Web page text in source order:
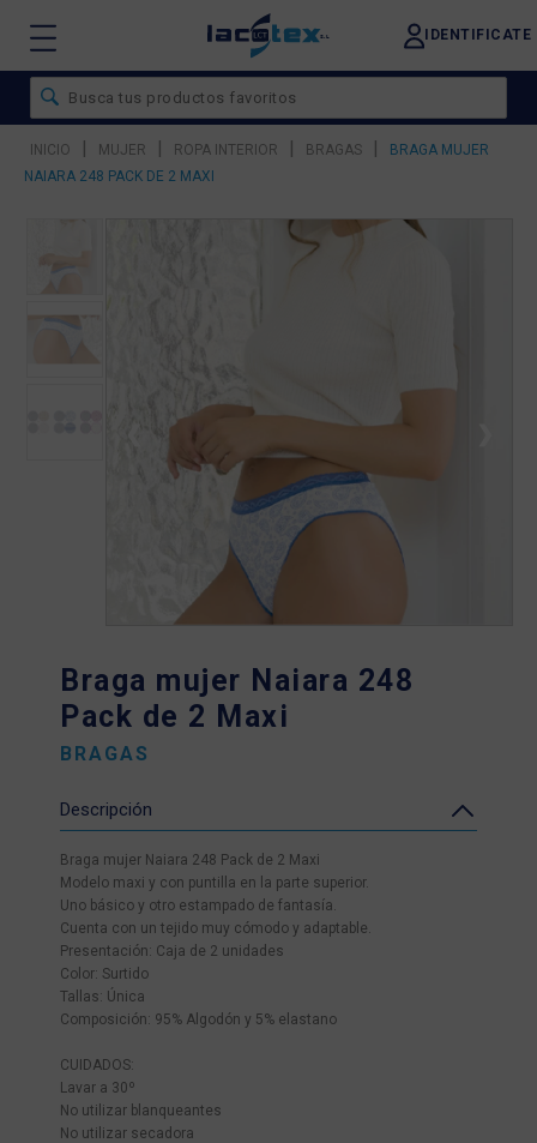
IDENTIFICATE
INICIO | MUJER | ROPA INTERIOR | BRAGAS |
BRAGA MUJER
NAIARA 248 PACK DE 2 MAXI
Braga mujer Naiara 248
Pack de 2 Maxi
BRAGAS
Descripción
Braga mujer Naiara 248 Pack de 2 Maxi
Modelo maxi y con puntilla en la parte superior.
Uno básico y otro estampado de fantasía.
Cuenta con un tejido muy cómodo y adaptable.
Presentación: Caja de 2 unidades
Color: Surtido
Tallas: Única
Composición: 95% Algodón y 5% elastano
CUIDADOS:
Lavar a 30º
No utilizar blanqueantes
No utilizar secadora